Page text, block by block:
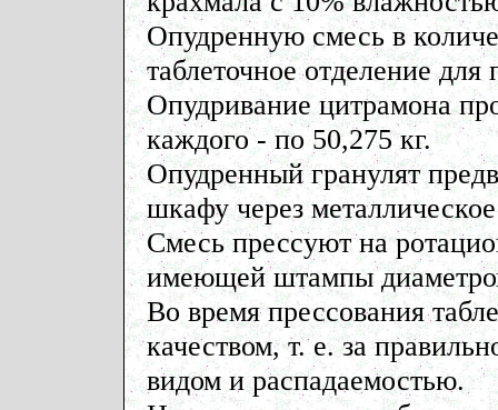
Опудренную смесь в
таблеточное отделение для
Опудривание цитрамона
каждого - по 50,275 кг.
Опудренный гранулят
шкафу через
Смесь прессуют на
имеющей штампы
Во время прессования
качеством, т. е. за
видом и распадаемостью.